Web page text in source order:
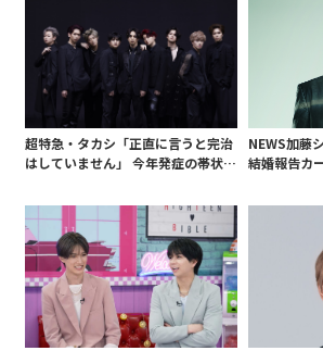
超特急・タカシ「正直に言うと完治
はしていません」 今年発症の帯状疱
白 後遺症も語る
NEWS加藤
結婚報告カ
も添えて